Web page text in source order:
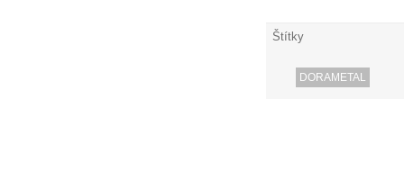
Štítky
DORAMETAL